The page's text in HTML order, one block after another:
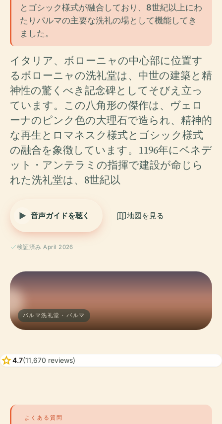
とゴシック様式が融合しており、8世紀以上にわ
たりパルマの主要な洗礼の場として機能してき
ました。
イタリア、ボローニャの中心部に位置す
るボローニャの洗礼堂は、中世の建築と精
神性の驚くべき記念碑としてそびえ立っ
ています。この八角形の傑作は、ヴェロ
ーナのピンク色の大理石で造られ、精神的
な再生とロマネスク様式とゴシック様式
の融合を象徴しています。1196年にベネデ
ット・アンテラミの指揮で建設が命じら
れた洗礼堂は、8世紀以
音声ガイドを聴く 地図を見る
検証済み April 2026
パルマ洗礼堂 · パルマ
star4.7(11,670 reviews)
よくある質問